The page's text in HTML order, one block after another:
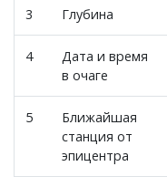
3 Глубина
4
Дата и время
в очаге
5
Ближайшая
станция от
эпицентра